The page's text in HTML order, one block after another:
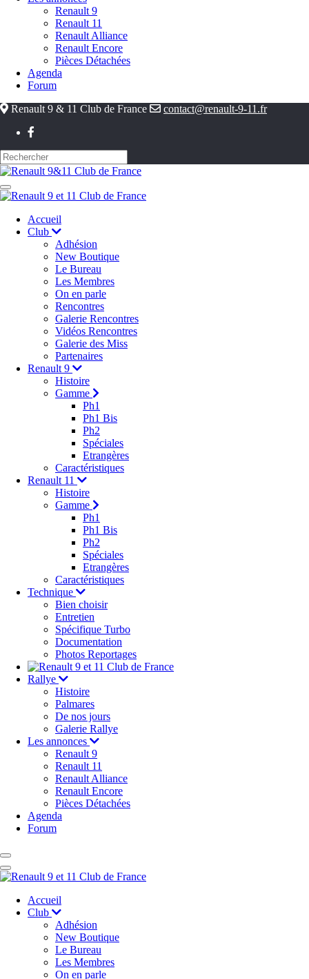
Renault 9
Renault 11
Renault Alliance
Renault Encore
Pièces Détachées
Agenda
Forum
Renault 9 & 11 Club de France
contact@renault-9-11.fr
Accueil
Club
Adhésion
New Boutique
Le Bureau
Les Membres
On en parle
Rencontres
Galerie Rencontres
Vidéos Rencontres
Galerie des Miss
Partenaires
Renault 9
Histoire
Gamme
Ph1
Ph1 Bis
Ph2
Spéciales
Etrangères
Caractéristiques
Renault 11
Histoire
Gamme
Ph1
Ph1 Bis
Ph2
Spéciales
Etrangères
Caractéristiques
Technique
Bien choisir
Entretien
Spécifique Turbo
Documentation
Photos Reportages
Rallye
Histoire
Palmares
De nos jours
Galerie Rallye
Les annonces
Renault 9
Renault 11
Renault Alliance
Renault Encore
Pièces Détachées
Agenda
Forum
Accueil
Club
Adhésion
New Boutique
Le Bureau
Les Membres
On en parle